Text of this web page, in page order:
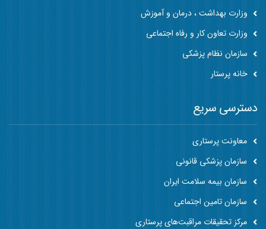
وزارت بهداشت ، درمان و آموزش
وزارت تعاون کار و رفاه اجتماعی
سازمان نظام پزشکی
خانه پرستار
دسترسی سریع
معاونت پرستاری
سازمان پزشکی قانونی
سازمان بیمه سلامت ایران
سازمان تامین اجتماعی
مرکز تحقیقات مراقبت‌های پرستاری